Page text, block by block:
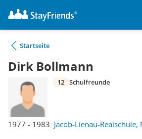
Startseite
Dirk Bollmann
1977 - 1983: Jacob-Lienau-
12 Schulfreunde